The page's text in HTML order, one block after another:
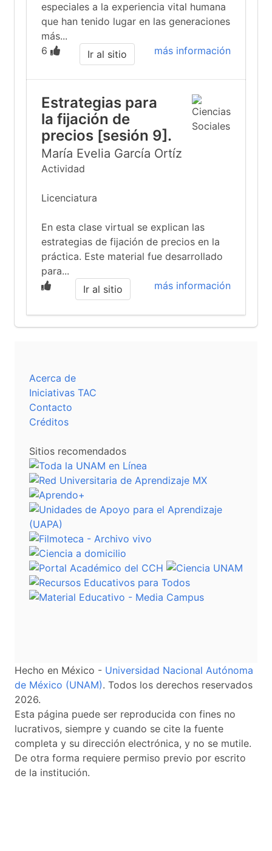
especiales a la experiencia vital humana
que han tenido lugar en las generaciones
más...
6
más información
Ir al sitio
Estrategias para
la fijación de
precios [sesión 9].
María Evelia García Ortíz
Actividad
Licenciatura
En esta clase virtual se explican las
estrategias de fijación de precios en la
práctica. Este material fue desarrollado
para...
más información
Ir al sitio
Acerca de
Iniciativas TAC
Contacto
Créditos
Sitios recomendados
Hecho en México - Universidad Nacional Autónoma
de México (UNAM). Todos los derechos reservados
2026.
Esta página puede ser reproducida con fines no
lucrativos, siempre y cuando se cite la fuente
completa y su dirección electrónica, y no se mutile.
De otra forma requiere permiso previo por escrito
de la institución.